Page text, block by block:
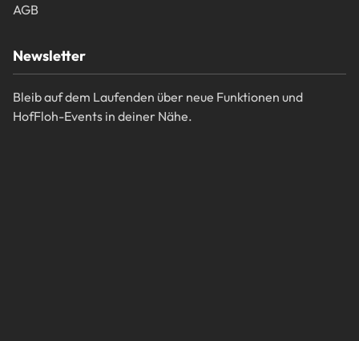
AGB
Newsletter
Bleib auf dem Laufenden über neue Funktionen und
HofFloh-Events in deiner Nähe.